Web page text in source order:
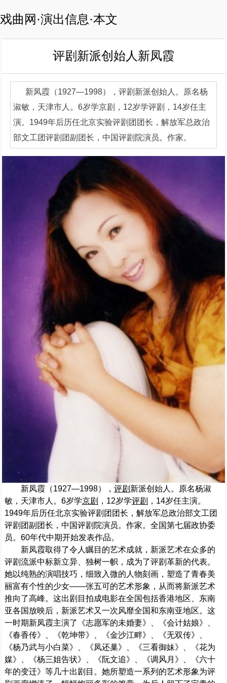
戏曲网·演出信息·本文
评剧新派创始人新凤霞
新凤霞（1927—1998），评剧新派创始人。原名杨
淑敏，天津市人。6岁学京剧，12岁学评剧，14岁任主
演。1949年后历任北京实验评剧团团长，解放军总政治
部文工团评剧团副团长，中国评剧院演员。作家。
新凤霞（1927—1998）， 评剧 新派创始人。原名杨淑
敏，天津市人。6岁学京剧 ，12岁学评剧 ，14岁任主演。
1949年后历任北京实验评剧团团长，解放军总政治部文工团
评剧团副团长，中国评剧院演员。作家。全国第七届政协委
员。60年代中期开始发表作品。
新凤霞取得了令人瞩目的艺术成就，新派艺术在众多的
评剧流派中标新立异、独树一帜，成为了评剧革新的代表。
她以纯熟的演唱技巧，细致入微的人物刻画，塑造了青春美
丽富有个性的少女——张五可的艺术形象，从而将新派艺术
推向了高峰。这出剧目拍成电影在全国包括香港地区、东南
亚各国放映后，新派艺术又一次风靡全国和东南亚地区。这
一时期新凤霞主演了《志愿军的未婚妻》、《会计姑娘》、
《春香传》、《乾坤带》、《金沙江畔》、《无双传》、
《杨乃武与小白菜》、《凤还巢》、《三看御妹》、《花为
媒》、《杨三姐告状》、《阮文追》、《调风月》、《六十
年的变迁》等几十出剧目。她所塑造一系列的艺术形象为评